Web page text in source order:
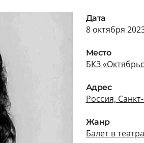
Дата
8 октября
Место
БКЗ
Адрес
Россия,
Жанр
Балет в